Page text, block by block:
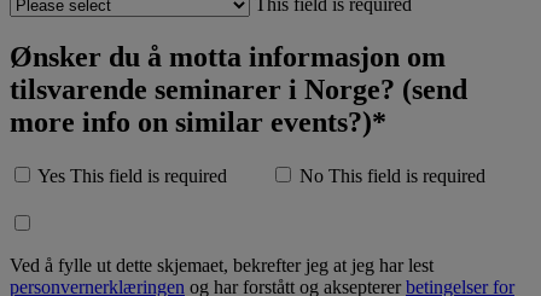
This field is required
Ønsker du å motta informasjon om
tilsvarende seminarer i Norge? (send
more info on similar events?)*
Yes This field is required No This field is required
Ved å fylle ut dette skjemaet, bekrefter jeg at jeg har lest
personvernerklæringen og har forstått og akseptererbetingelser for